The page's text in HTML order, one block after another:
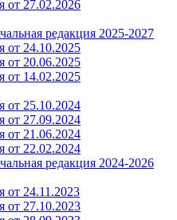
от 27.02.2026
редакция 2025-2027
от 24.10.2025
от 20.06.2025
от 14.02.2025
от 25.10.2024
от 27.09.2024
от 21.06.2024
от 22.02.2024
редакция 2024-2026
от 24.11.2023
от 27.10.2023